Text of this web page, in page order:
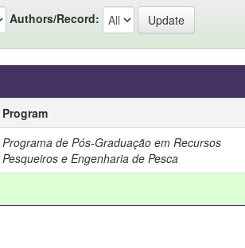
Authors/Record:
Program
Programa de Pós-Graduação em Recursos
Pesqueiros e Engenharia de Pesca